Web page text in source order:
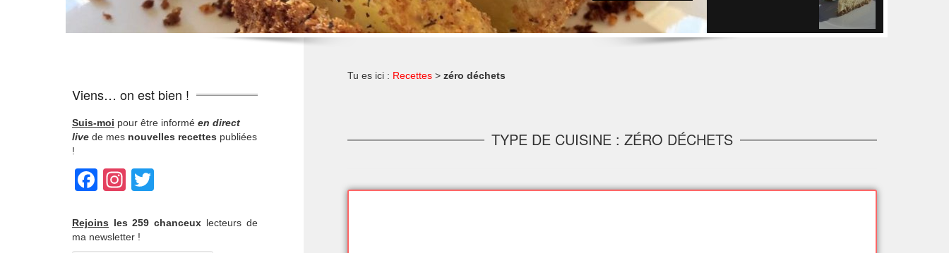
Tu es ici : Recettes > zéro déchets
TYPE DE CUISINE : ZÉRO DÉCHETS
Viens… on est bien !
Suis-moi pour être informé en direct
live de mes nouvelles recettes publiées
!
Facebook
Instagram
Rejoins les 259 chanceux lecteurs de
ma newsletter !